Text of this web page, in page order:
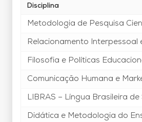
Disciplina
Metodologia de Pesquisa
Relacionamento Interpessoal
Filosofia e Políticas
Comunicação Humana e
LIBRAS – Língua Brasileira de
Didática e Metodologia do